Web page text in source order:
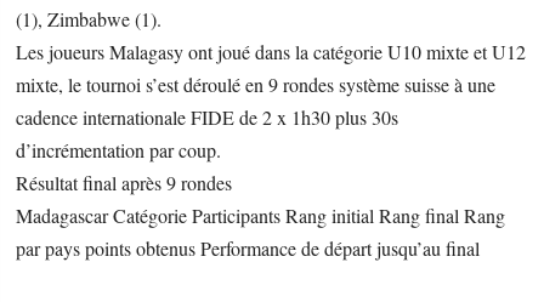
(1), Zimbabwe (1).
Les joueurs Malagasy ont joué dans la catégorie U10 mixte et U12
mixte, le tournoi s’est déroulé en 9 rondes système suisse à une
cadence internationale FIDE de 2 x 1h30 plus 30s
d’incrémentation par coup.
Résultat final après 9 rondes
Madagascar Catégorie Participants Rang initial Rang final Rang
par pays points obtenus Performance de départ jusqu’au final